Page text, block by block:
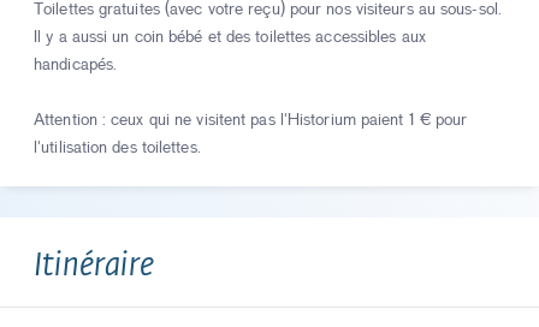
Toilettes gratuites (avec votre reçu) pour nos visiteurs au sous-sol.
Il y a aussi un coin bébé et des toilettes accessibles aux
handicapés.
Attention : ceux qui ne visitent pas l'Historium paient 1 € pour
l'utilisation des toilettes.
Itinéraire